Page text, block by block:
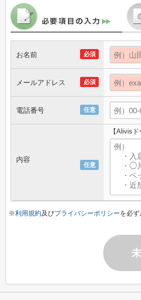
必須
お名前
必須
メールアドレス
任意
電話番号
任意
内容
【Alivis
※利用規約及びプライバシーポリシーを必